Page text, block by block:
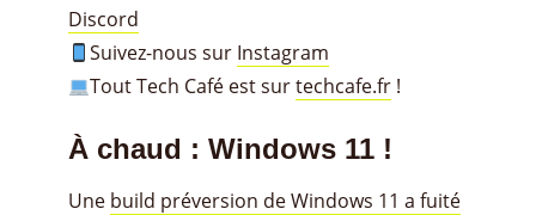
Discord
Suivez-nous sur Instagram
Tout Tech Café est surtechcafe.fr !
À chaud : Windows 11 !
Une build préversion de Windows 11 a fuité